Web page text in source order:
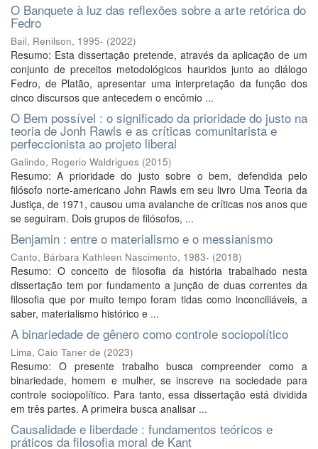
O Banquete à luz das reflexões sobre a arte retórica do
Fedro
Bail, Renilson, 1995- (2022)
Resumo: Esta dissertação pretende, através da aplicação de um
conjunto de preceitos metodológicos hauridos junto ao diálogo
Fedro, de Platão, apresentar uma interpretação da função dos
cinco discursos que antecedem o encômio ...
O Bem possível : o significado da prioridade do justo na
teoria de Jonh Rawls e as críticas comunitarista e
perfeccionista ao projeto liberal
Galindo, Rogerio Waldrigues (2015)
Resumo: A prioridade do justo sobre o bem, defendida pelo
filósofo norte-americano John Rawls em seu livro Uma Teoria da
Justiça, de 1971, causou uma avalanche de críticas nos anos que
se seguiram. Dois grupos de filósofos, ...
Benjamin : entre o materialismo e o messianismo
Canto, Bárbara Kathleen Nascimento, 1983- (2018)
Resumo: O conceito de filosofia da história trabalhado nesta
dissertação tem por fundamento a junção de duas correntes da
filosofia que por muito tempo foram tidas como inconciliáveis, a
saber, materialismo histórico e ...
A binariedade de gênero como controle sociopolítico
Lima, Caio Taner de (2023)
Resumo: O presente trabalho busca compreender como a
binariedade, homem e mulher, se inscreve na sociedade para
controle sociopolítico. Para tanto, essa dissertação está dividida
em três partes. A primeira busca analisar ...
Causalidade e liberdade : fundamentos teóricos e
práticos da filosofia moral de Kant